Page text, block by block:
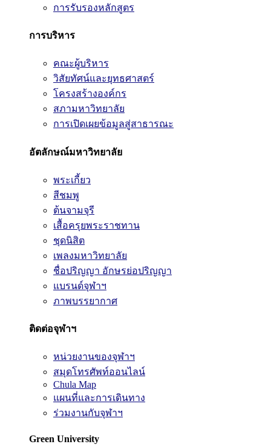
การรับรองหลักสูตร
การบริหาร
คณะผู้บริหาร
วิสัยทัศน์และยุทธศาสตร์
โครงสร้างองค์กร
สภามหาวิทยาลัย
การเปิดเผยข้อมูลสู่สาธารณะ
อัตลักษณ์มหาวิทยาลัย
พระเกี้ยว
สีชมพู
ต้นจามจุรี
เสื้อครุยพระราชทาน
ชุดนิสิต
เพลงมหาวิทยาลัย
ชื่อปริญญา อักษรย่อปริญญา
แบรนด์จุฬาฯ
ภาพบรรยากาศ
ติดต่อจุฬาฯ
หน่วยงานของจุฬาฯ
สมุดโทรศัพท์ออนไลน์
Chula Map
แผนที่และการเดินทาง
ร่วมงานกับจุฬาฯ
Green University